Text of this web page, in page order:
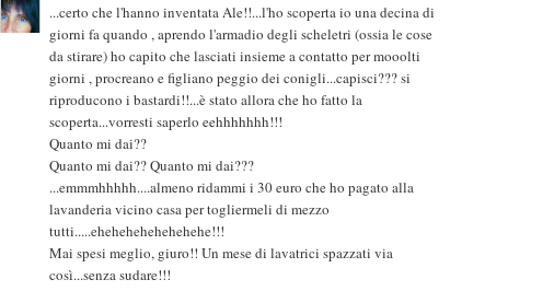
...certo che l'hanno inventata Ale!!...l'ho scoperta io una decina di
giorni fa quando , aprendo l'armadio degli scheletri (ossia le cose
da stirare) ho capito che lasciati insieme a contatto per mooolti
giorni , procreano e figliano peggio dei conigli...capisci??? si
riproducono i bastardi!!...è stato allora che ho fatto la
scoperta...vorresti saperlo eehhhhhhh!!!
Quanto mi dai??
Quanto mi dai?? Quanto mi dai???
...emmmhhhhh....almeno ridammi i 30 euro che ho pagato alla
lavanderia vicino casa per togliermeli di mezzo
tutti.....ehehehehehehehehe!!!
Mai spesi meglio, giuro!! Un mese di lavatrici spazzati via
così...senza sudare!!!